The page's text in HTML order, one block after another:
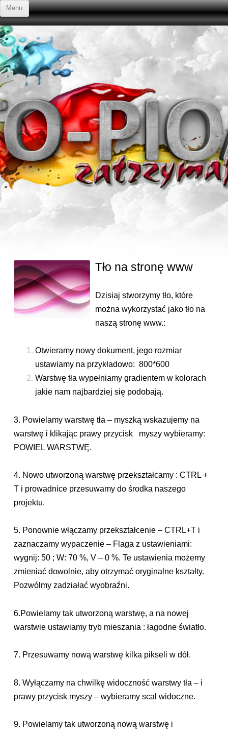
Menu
Przejdź do treści
Tło na stronę www
Dzisiaj stworzymy tło, które
można wykorzystać jako tło na
naszą stronę www.:
Otwieramy nowy dokument, jego rozmiar
ustawiamy na przykładowo: 800*600
Warstwę tła wypełniamy gradientem w kolorach
jakie nam najbardziej się podobają.
3. Powielamy warstwę tła – myszką wskazujemy na
warstwę i klikając prawy przycisk myszy wybieramy:
POWIEL WARSTWĘ.
4. Nowo utworzoną warstwę przekształcamy : CTRL +
T i prowadnice przesuwamy do środka naszego
projektu.
5. Ponownie włączamy przekształcenie – CTRL+T i
zaznaczamy wypaczenie – Flaga z ustawieniami:
wygnij: 50 ; W: 70 %, V – 0 %. Te ustawienia możemy
zmieniać dowolnie, aby otrzymać oryginalne kształty.
Pozwólmy zadziałać wyobraźni.
6.Powielamy tak utworzoną warstwę, a na nowej
warstwie ustawiamy tryb mieszania : łagodne światło.
7. Przesuwamy nową warstwę kilka pikseli w dół.
8. Wyłączamy na chwilkę widoczność warstwy tła – i
prawy przycisk myszy – wybieramy scal widoczne.
9. Powielamy tak utworzoną nową warstwę i